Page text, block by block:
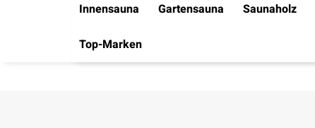
Innensauna Gartensauna Saunaholz
Top-Marken